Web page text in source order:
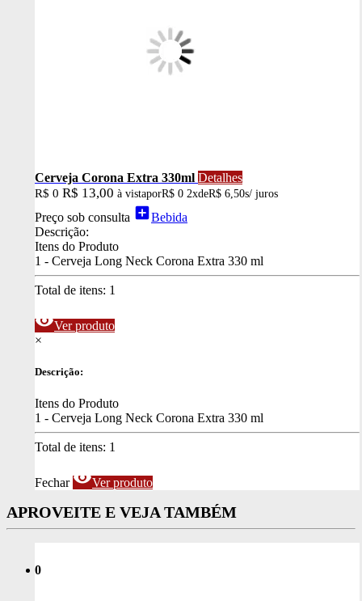
Cerveja Corona Extra 330ml Detalhes
R$ 0 R$ 13,00 à vistaporR$ 0 2xdeR$ 6,50s/ juros
Preço sob consulta add_boxBebida
Descrição:
Itens do Produto
1 - Cerveja Long Neck Corona Extra 330 ml
Total de itens: 1
visibilityVer produto
×
Descrição:
Itens do Produto
1 - Cerveja Long Neck Corona Extra 330 ml
Total de itens: 1
Fechar visibilityVer produto
APROVEITE E VEJA TAMBÉM
0